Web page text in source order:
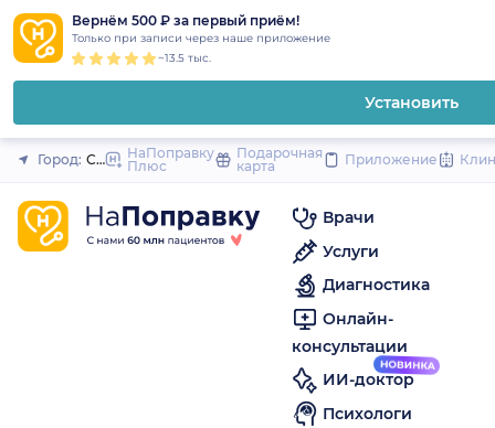
Вернём 500 ₽ за первый приём!
Только при записи через наше приложение
~13.5 тыс.
Установить
Закрыть
Город: Санкт-Петербург
НаПоправку
Плюс
Подарочная
карта
Приложение
Врачи
Услуги
Диагностика
Онлайн-
консультации
ИИ-доктор
Психологи